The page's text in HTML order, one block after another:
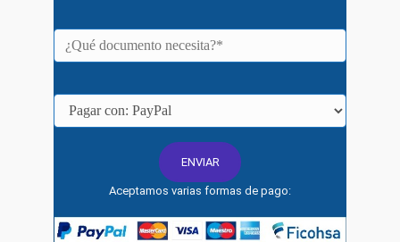
Aceptamos varias formas de pago: